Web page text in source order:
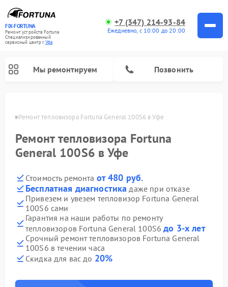
FIX-FORTUNA
Ремонт устройств Fortuna
Специализированный
cервисный центр г.Уфа
+7 (347) 214-93-84
Ежедневно, с 10:00 до 20:00
Мы ремонтируем Позвонить
Уфе Ремонт тепловизора Fortuna General 100S6 в Уфе
Ремонт тепловизора Fortuna
General 100S6 в Уфе
Стоимость ремонта от 480 руб.
Бесплатная диагностика даже при отказе
Привезем и увезем тепловизор Fortuna General
100S6 сами
Гарантия на наши работы по ремонту
тепловизоров Fortuna General 100S6до 3-х лет
Срочный ремонт тепловизоров Fortuna General
100S6 в течении часа
Скидка для вас до 20%